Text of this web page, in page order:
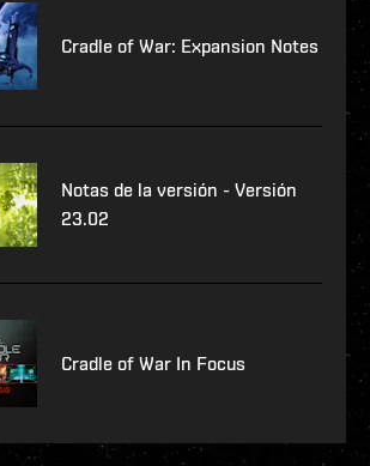
Cradle of War: Expansion Notes
Notas de la versión - Versión
23.02
Cradle of War In Focus